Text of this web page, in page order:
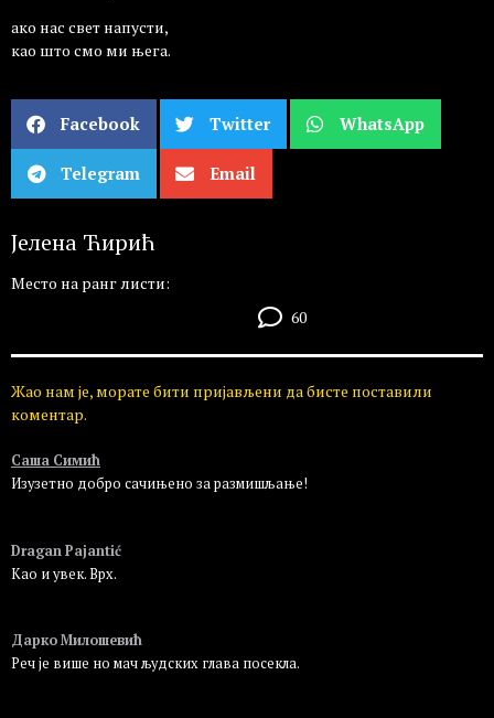
ако нас свет напусти,
као што смо ми њега.
Facebook Twitter WhatsApp
Telegram Email
Јелена Ћирић
Место на ранг листи:
60
Жао нам је, морате бити пријављени да бисте поставили
коментар.
Саша Симић
Изузетно добро сачињено за размишљање!
Dragan Pajantić
Као и увек. Врх.
Дарко Милошевић
Реч је више но мач људских глава посекла.